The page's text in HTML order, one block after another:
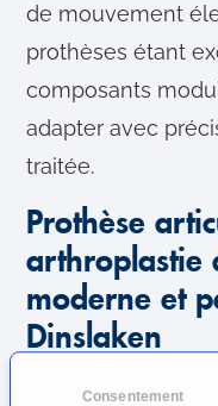
Consentement
de mouvement
prothèses étant
composants
adapter avec
traitée.
Prothèse
arthroplastie
moderne et
Dinslaken
L'articulation de